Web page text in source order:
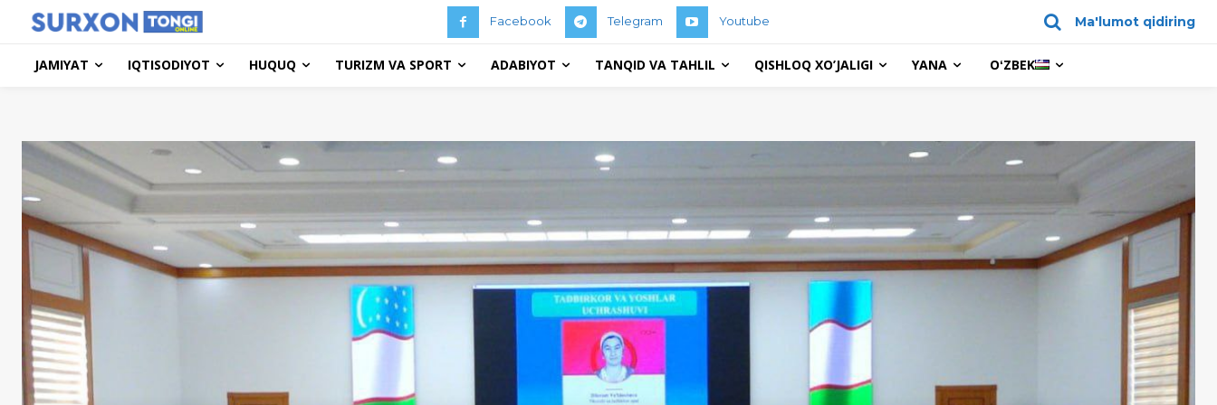
Facebook Telegram Youtube Ma'lumot qidiring
JAMIYAT IQTISODIYOT HUQUQ TURIZM VA SPORT ADABIYOT TANQID VA TAHLIL QISHLOQ XO’JALIGI YANA OʻZBEK